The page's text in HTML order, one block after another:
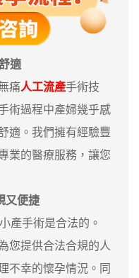
適
痛人工流產手術技
術過程中產婦幾乎感
適。我們擁有經驗豐
業的醫療服務，讓您
又便捷
手術是合法的。
您提供合法合規的人
不幸的懷孕情況。同